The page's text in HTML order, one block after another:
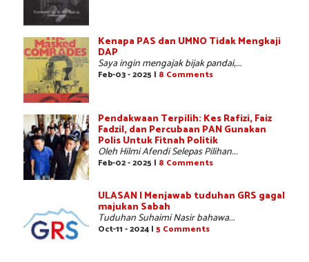
Kenapa PAS dan UMNO Tidak Mengkaji
DAP
Saya ingin mengajak bijak pandai,...
Feb-03 - 2025 | 8 Comments
Pendakwaan Terpilih: Kes Rafizi, Faiz
Fadzil, dan Percubaan PAN Gunakan
Polis Untuk Fitnah Politik
Oleh Hilmi Afendi Selepas Pilihan...
Feb-02 - 2025 | 8 Comments
ULASAN | Menjawab tuduhan GRS gagal
majukan Sabah
Tuduhan Suhaimi Nasir bahawa...
Oct-11 - 2024 | 5 Comments